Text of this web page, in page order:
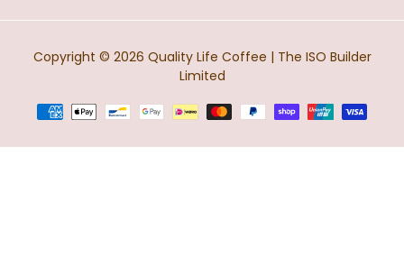
Copyright © 2026 Quality Life Coffee | The ISO Builder
Limited
付